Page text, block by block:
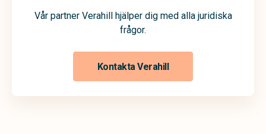
Vår partner Verahill hjälper dig med alla juridiska
frågor.
Kontakta Verahill